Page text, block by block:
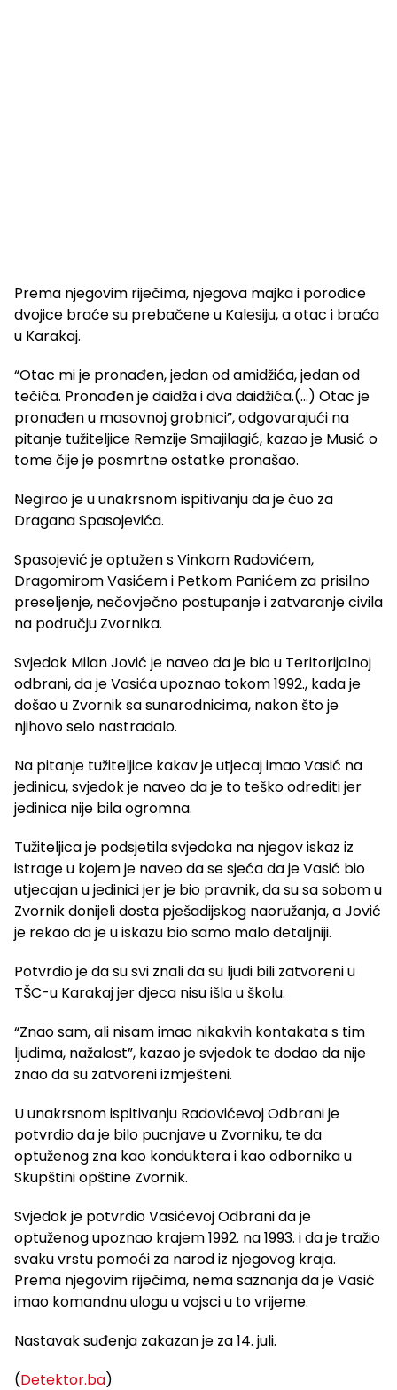
Prema njegovim riječima, njegova majka i porodice
dvojice braće su prebačene u Kalesiju, a otac i braća
u Karakaj.
“Otac mi je pronađen, jedan od amidžića, jedan od
tečića. Pronađen je daidža i dva daidžića.(…) Otac je
pronađen u masovnoj grobnici”, odgovarajući na
pitanje tužiteljice Remzije Smajilagić, kazao je Musić o
tome čije je posmrtne ostatke pronašao.
Negirao je u unakrsnom ispitivanju da je čuo za
Dragana Spasojevića.
Spasojević je optužen s Vinkom Radovićem,
Dragomirom Vasićem i Petkom Panićem za prisilno
preseljenje, nečovječno postupanje i zatvaranje civila
na području Zvornika.
Svjedok Milan Jović je naveo da je bio u Teritorijalnoj
odbrani, da je Vasića upoznao tokom 1992., kada je
došao u Zvornik sa sunarodnicima, nakon što je
njihovo selo nastradalo.
Na pitanje tužiteljice kakav je utjecaj imao Vasić na
jedinicu, svjedok je naveo da je to teško odrediti jer
jedinica nije bila ogromna.
Tužiteljica je podsjetila svjedoka na njegov iskaz iz
istrage u kojem je naveo da se sjeća da je Vasić bio
utjecajan u jedinici jer je bio pravnik, da su sa sobom u
Zvornik donijeli dosta pješadijskog naoružanja, a Jović
je rekao da je u iskazu bio samo malo detaljniji.
Potvrdio je da su svi znali da su ljudi bili zatvoreni u
TŠC-u Karakaj jer djeca nisu išla u školu.
“Znao sam, ali nisam imao nikakvih kontakata s tim
ljudima, nažalost”, kazao je svjedok te dodao da nije
znao da su zatvoreni izmješteni.
U unakrsnom ispitivanju Radovićevoj Odbrani je
potvrdio da je bilo pucnjave u Zvorniku, te da
optuženog zna kao konduktera i kao odbornika u
Skupštini opštine Zvornik.
Svjedok je potvrdio Vasićevoj Odbrani da je
optuženog upoznao krajem 1992. na 1993. i da je tražio
svaku vrstu pomoći za narod iz njegovog kraja.
Prema njegovim riječima, nema saznanja da je Vasić
imao komandnu ulogu u vojsci u to vrijeme.
Nastavak suđenja zakazan je za 14. juli.
(Detektor.ba)